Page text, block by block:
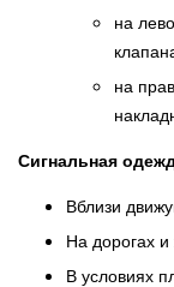
на
на
Сигнальная
Вблизи
На дорогах и
В условиях